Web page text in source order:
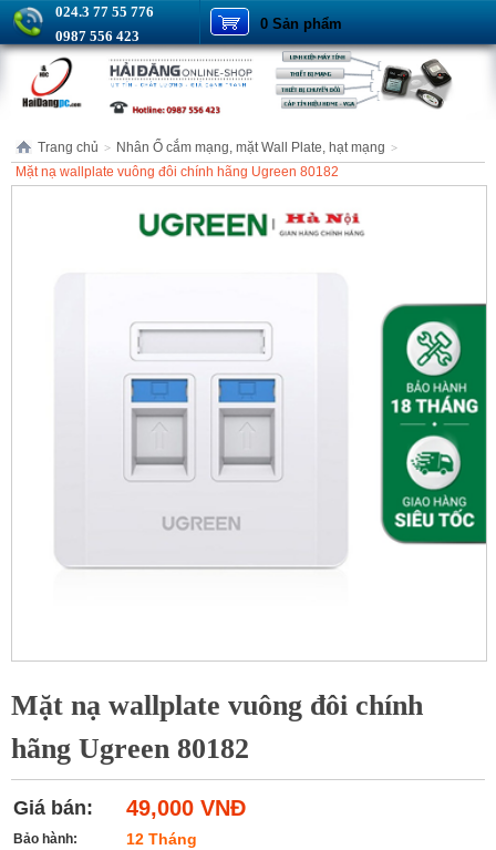
024.3 77 55 776
0987 556 423
0 Sản phẩm
Trang chủ > Nhân Ổ cắm mạng, mặt Wall Plate, hạt mạng >
Mặt nạ wallplate vuông đôi chính hãng Ugreen 80182
Mặt nạ wallplate vuông đôi chính
hãng Ugreen 80182
Giá bán: 49,000 VNĐ
Bảo hành: 12 Tháng